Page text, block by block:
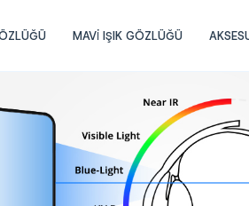
MAVİ IŞIK GÖZLÜĞÜ